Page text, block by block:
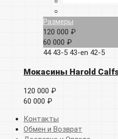
Размеры
120 000 ₽
60 000 ₽
4443-5 43-en 42-5
Мокасины Harold
120 000 ₽
60 000 ₽
Контакты
Обмен и Возврат